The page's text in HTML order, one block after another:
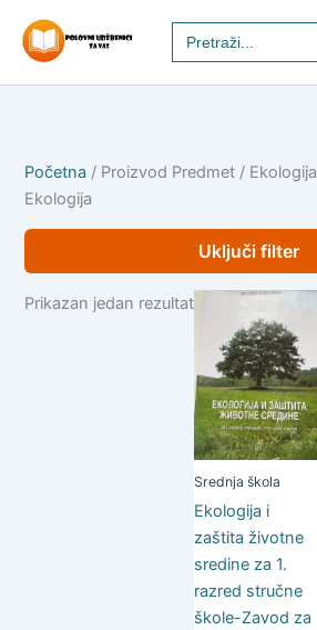
sadržaj
Search
for:
Početna / Proizvod Predmet / Ekologija
Ekologija
Uključi filter
Prikazan jedan rezultat
Srednja škola
Ekologija i
zaštita životne
sredine za 1.
razred stručne
škole-Zavod za